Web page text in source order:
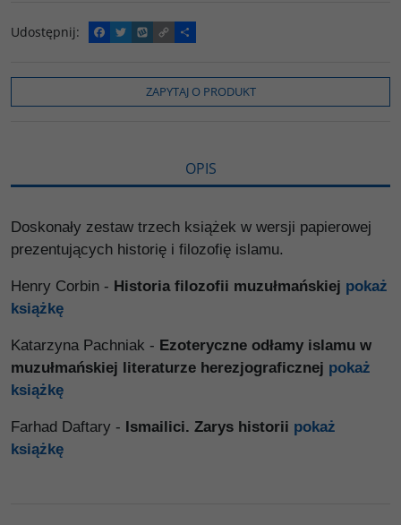
Udostępnij:
F
a
e
o
T
w
t
e
W
y
o
p
C
o
y
L
i
P
o
z
i
e
ę
ZAPYTAJ O PRODUKT
OPIS
Doskonały zestaw trzech książek w wersji papierowej
prezentujących historię i filozofię islamu.
Henry Corbin - Historia filozofii muzułmańskiej pokaż
książkę
Katarzyna Pachniak - Ezoteryczne odłamy islamu w
muzułmańskiej literaturze herezjograficznej pokaż
książkę
Farhad Daftary - Ismailici. Zarys historii pokaż
książkę